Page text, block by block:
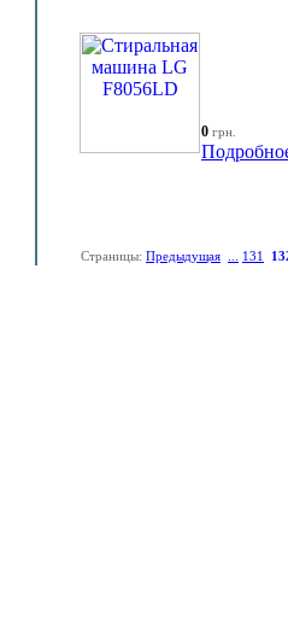
0 грн.
Страницы: Предыдущая 131